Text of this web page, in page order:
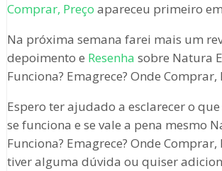
Comprar, Preço apareceu primeiro em
Na próxima semana farei mais um
depoimento e Resenha sobre Natura
Funciona? Emagrece? Onde Comprar,
Espero ter ajudado a esclarecer o
se funciona e se vale a pena mesmo
Funciona? Emagrece? Onde Comprar,
tiver alguma dúvida ou quiser